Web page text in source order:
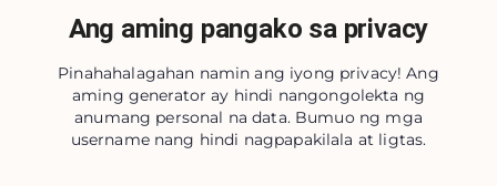
Ang aming pangako sa privacy
Pinahahalagahan namin ang iyong privacy! Ang
aming generator ay hindi nangongolekta ng
anumang personal na data. Bumuo ng mga
username nang hindi nagpapakilala at ligtas.